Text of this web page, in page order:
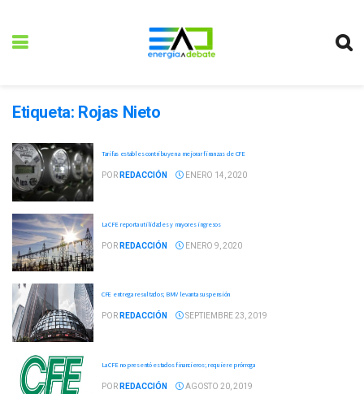
Etiqueta: Rojas Nieto
Tarifas estables contribuyen a mejorar finanzas de CFE
POR REDACCIÓN ENERO 14, 2020
La CFE reporta utilidades y mayores ingresos
POR REDACCIÓN ENERO 9, 2020
CFE entrega resultados; BMV levanta suspensión
POR REDACCIÓN SEPTIEMBRE 23, 2019
La CFE no presentó estados financieros; requiere prórroga
POR REDACCIÓN AGOSTO 20, 2019